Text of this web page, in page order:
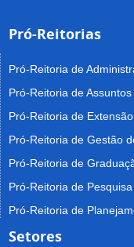
Pró-Reitorias
Pró-Reitoria de
Pró-Reitoria de
Pró-Reitoria de
Pró-Reitoria de Gestão
Pró-Reitoria de
Pró-Reitoria de
Pró-Reitoria de
Setores